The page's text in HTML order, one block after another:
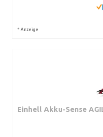
* Anzeige
Einhell Akku-Sense